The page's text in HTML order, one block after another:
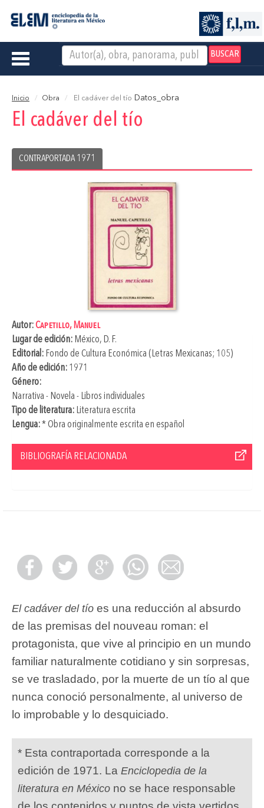
BUSCAR
Toggle
Inicio Obra El cadáver del tío Datos_obra
El cadáver del tío
CONTRAPORTADA 1971
Autor:Capetillo, Manuel
Lugar de edición: México, D. F.
Editorial: Fondo de Cultura Económica (Letras Mexicanas; 105)
Año de edición: 1971
Género:
Narrativa - Novela - Libros individuales
Tipo de literatura: Literatura escrita
Lengua:* Obra originalmente escrita en español
BIBLIOGRAFÍA RELACIONADA
El cadáver del tío es una reducción al absurdo
de las premisas del nouveau roman: el
protagonista, que vive al principio en un mundo
familiar naturalmente cotidiano y sin sorpresas,
se ve trasladado, por la muerte de un tío al que
nunca conoció personalmente, al universo de
lo improbable y lo desquiciado.
* Esta contraportada corresponde a la
edición de 1971. La Enciclopedia de la
literatura en México no se hace responsable